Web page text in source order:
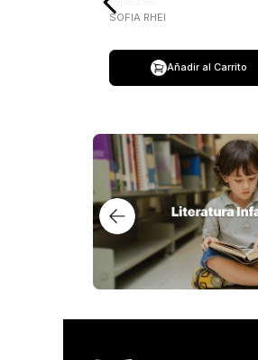
$ 119.000
LA VIDA SECRETA DE LAS
BRUJAS
SOFIA RHEI
Añadir al Carrito